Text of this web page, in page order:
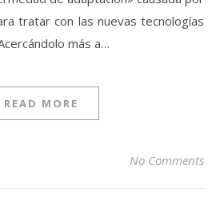
tratar con las nuevas tecnologías
más a…
READ MORE
No Comments